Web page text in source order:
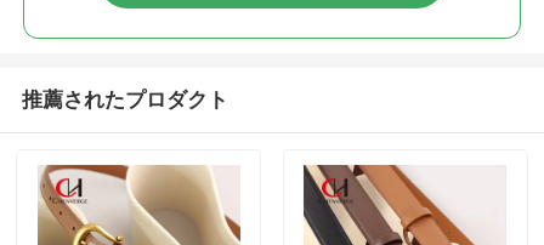
推薦されたプロダクト